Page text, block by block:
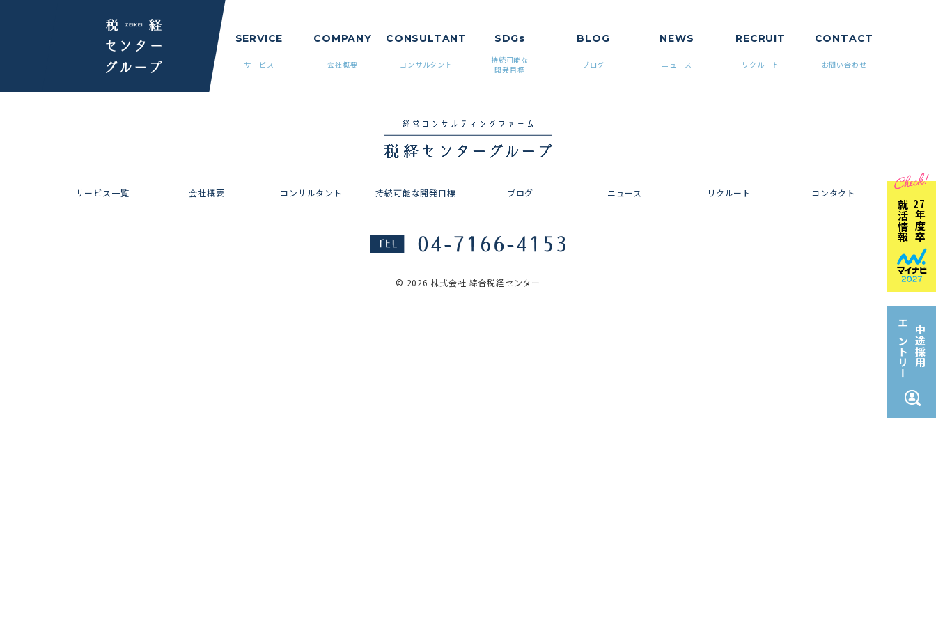
27
年度卒
就活情報
中途採用
エントリー
SERVICE
サービス
COMPANY
会社概要
CONSULTANT
コンサルタント
SDGs
持続可能な
開発目標
BLOG
ブログ
NEWS
ニュース
RECRUIT
リクルート
CONTACT
お問い合わせ
サービス一覧 会社概要 コンサルタント 持続可能な開発目標 ブログ ニュース リクルート コンタクト
© 2026 株式会社 綜合税経センター